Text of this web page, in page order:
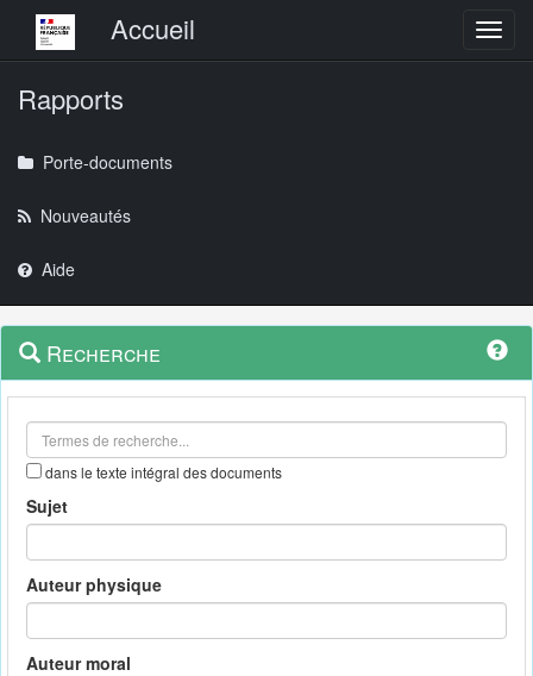
Menu principalAccueil
Rapports
Porte-documents
Nouveautés
Aide
Navigation
outils
Menu
contextuel
Recherche
dans le texte intégral des documents
Sujet
Auteur physique
Auteur moral